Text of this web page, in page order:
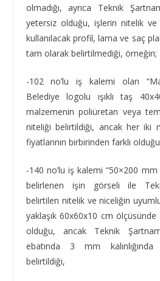
olmadığı, ayrıca Teknik
yetersiz olduğu, işlerin nitelik ve
kullanılacak profil, lama ve saç
tam olarak belirtilmediği, örneğin;
-102 no’lu iş kalemi olan
Belediye logolu ışıklı taş
malzemenin poliüretan veya
niteliği belirtildiği, ancak her iki
fiyatlarının birbirinden farklı
-140 no’lu iş kalemi “50×200 mm
belirlenen işin görseli ile
belirtilen nitelik ve niceliğin
yaklaşık 60x60x10 cm
olduğu, ancak Teknik
ebatında 3 mm
belirtildiği,